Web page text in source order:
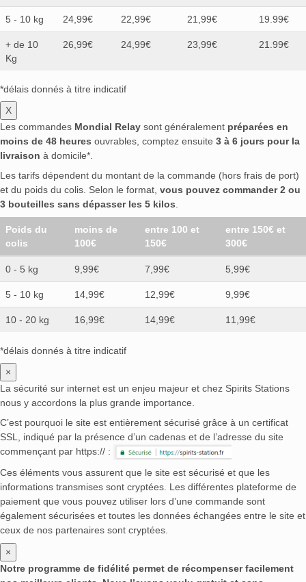
5 - 10 kg 24,99€ 22,99€ 21,99€ 19.99€
+ de 10
Kg
26,99€ 24,99€ 23,99€ 21.99€
*délais donnés à titre indicatif
X
Les commandes Mondial Relay sont généralement préparées en
moins de 48 heures ouvrables, comptez ensuite 3 à 6 jours pour la
livraison à domicile*.
Les tarifs dépendent du montant de la commande (hors frais de port)
et du poids du colis. Selon le format, vous pouvez commander 2 ou
3 bouteilles sans dépasser les 5 kilos
Poids du
colis
moins de
100€
entre 100 et
150€
entre 150€ et
300€
0 - 5 kg 9,99€ 7,99€ 5,99€
5 - 10 kg 14,99€ 12,99€ 9,99€
10 - 20 kg 16,99€ 14,99€ 11,99€
*délais donnés à titre indicatif
×
La sécurité sur internet est un enjeu majeur et chez Spirits Stations
nous y accordons la plus grande importance.
C’est pourquoi le site est entièrement sécurisé grâce à un certificat
SSL, indiqué par la présence d’un cadenas et de l’adresse du site
commençant par https:// :
Ces éléments vous assurent que le site est sécurisé et que les
informations transmises sont cryptées. Les différentes plateforme de
paiement que vous pouvez utiliser lors d’une commande sont
également sécurisées et toutes les données échangées entre le site et
ceux de nos partenaires sont cryptées.
×
Notre programme de fidélité permet de récompenser facilement